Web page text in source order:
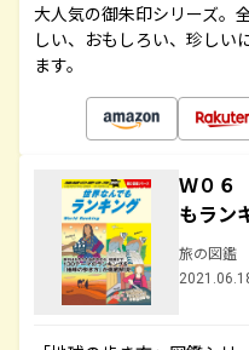
大人気の御朱印シリーズ。
しい、おもしろい、珍しい
ます。
Ｗ０６
もラン
旅の図鑑